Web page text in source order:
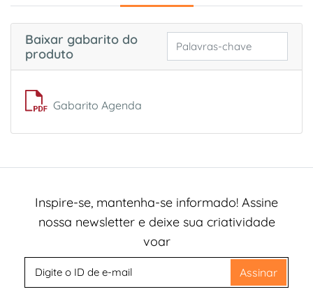
Baixar gabarito do
produto
Gabarito Agenda
Inspire-se, mantenha-se informado! Assine
nossa newsletter e deixe sua criatividade
voar
Assinar